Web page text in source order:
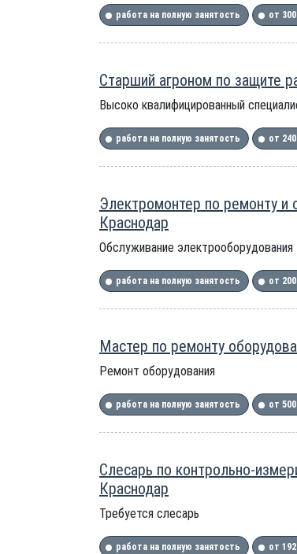
работа на полную занятость от
Старший агроном по защите
Высоко квалифицированный
работа на полную занятость от
Электромонтер по ремонту и
Краснодар
Обслуживание электрооборудования
работа на полную занятость от
Мастер по ремонту
Ремонт оборудования
работа на полную занятость от
Слесарь по контрольно-
Краснодар
Требуется слесарь
работа на полную занятость от